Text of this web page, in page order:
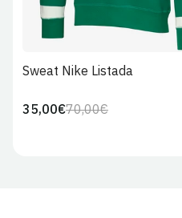
Sweat Nike Listada
Preço
70,00€Preço
35,00€